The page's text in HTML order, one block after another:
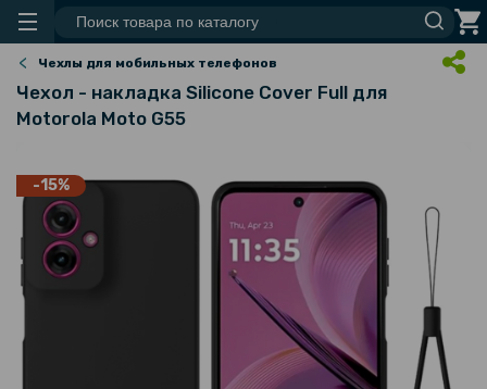
Чехлы для мобильных телефонов
Чехол - накладка Silicone Cover Full для
Motorola Moto G55
-15%